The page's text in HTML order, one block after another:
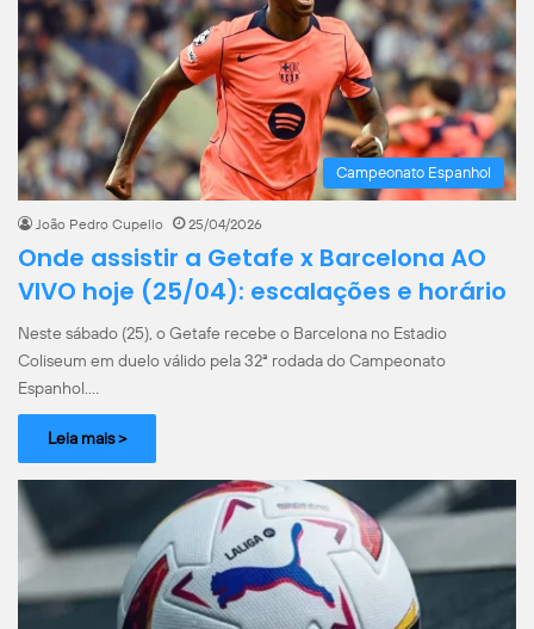
Campeonato Espanhol
João Pedro Cupello 25/04/2026
Onde assistir a Getafe x Barcelona AO
VIVO hoje (25/04): escalações e horário
Neste sábado (25), o Getafe recebe o Barcelona no Estadio
Coliseum em duelo válido pela 32ª rodada do Campeonato
Espanhol.…
Leia mais >